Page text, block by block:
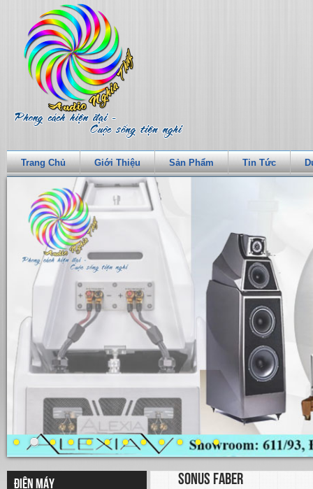
Trang Chủ Giới Thiệu Sản Phẩm Tin Tức
Điện máy SONUS FABER